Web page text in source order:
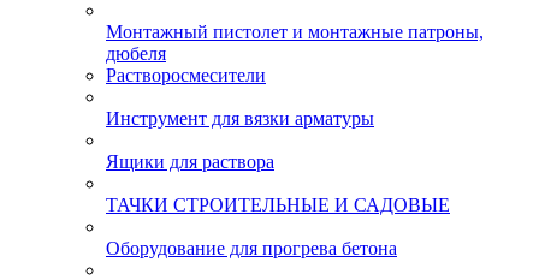
Монтажный пистолет и монтажные патроны,
дюбеля
Растворосмесители
Инструмент для вязки арматуры
Ящики для раствора
ТАЧКИ СТРОИТЕЛЬНЫЕ И САДОВЫЕ
Оборудование для прогрева бетона